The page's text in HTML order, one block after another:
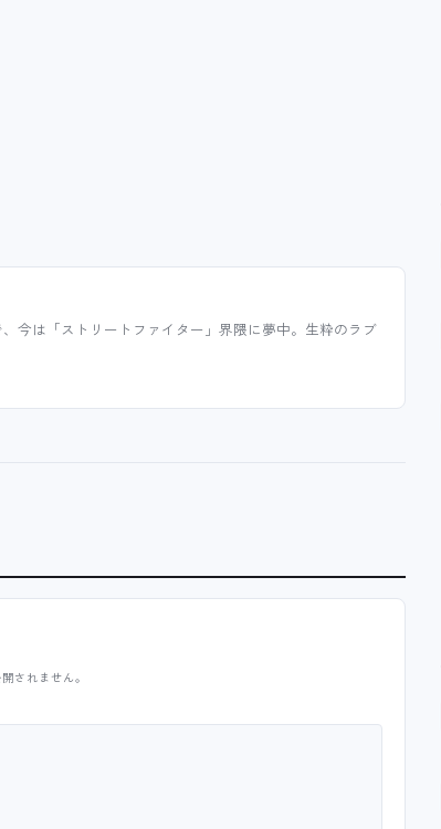
今は「ストリートファイター」界隈に夢中。生粋のラブ
されません。